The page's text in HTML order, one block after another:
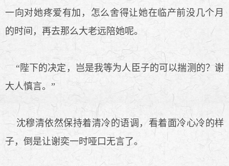
一向对她疼爱有加，怎么舍得让她在临产前没几个月
的时间，再去那么大老远陪她呢。
“陛下的决定，岂是我等为人臣子的可以揣测的？谢
大人慎言。”
沈穆清依然保持着清冷的语调，看着面冷心冷的样
子，倒是让谢奕一时哑口无言了。